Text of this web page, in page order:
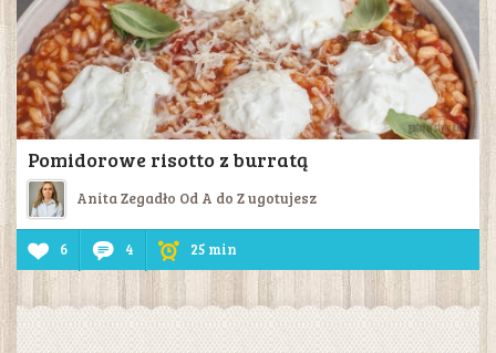
Pomidorowe risotto z burratą
Anita Zegadło Od A do Z ugotujesz
6 4 25 min